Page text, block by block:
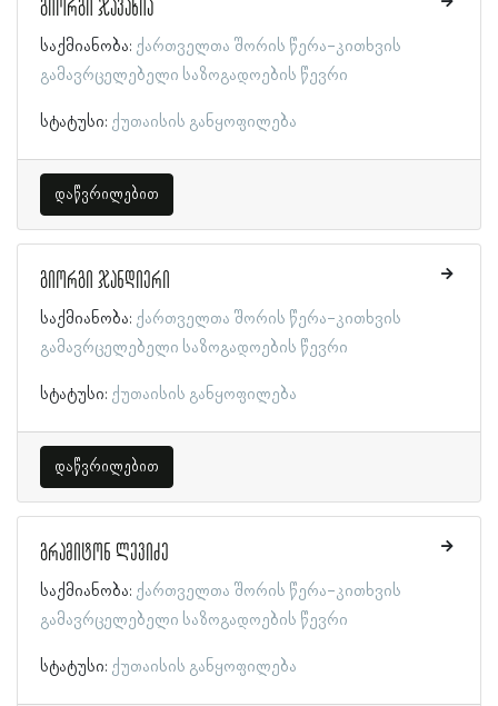
გიორგი ჯავახია
საქმიანობა: ქართველთა შორის წერა-კითხვის
გამავრცელებელი საზოგადოების წევრი
სტატუსი: ქუთაისის განყოფილება
დაწვრილებით
გიორგი ჯანდიერი
საქმიანობა: ქართველთა შორის წერა-კითხვის
გამავრცელებელი საზოგადოების წევრი
სტატუსი: ქუთაისის განყოფილება
დაწვრილებით
გრამიტონ ლევიძე
საქმიანობა: ქართველთა შორის წერა-კითხვის
გამავრცელებელი საზოგადოების წევრი
სტატუსი: ქუთაისის განყოფილება